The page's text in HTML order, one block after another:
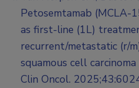
Petosemtamab (MCLA-
as first-line (1L)
recurrent/metastatic (r/
squamous cell
Clin Oncol.